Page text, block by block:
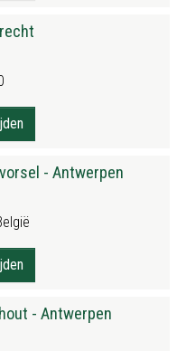
- Antwerpen
- Antwerpen